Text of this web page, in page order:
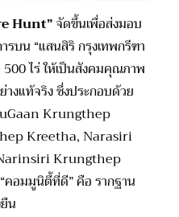
Hunt”จัดขึ้นเพื่อส่งมอบ
รบน “แสนสิริ กรุงเทพกรีฑา
ไร่ ให้เป็นสังคมคุณภาพ
งแท้จริง ซึ่งประกอบด้วย
Krungthep
Kreetha, Narasiri
Krungthep
คอมมูนิตี้ที่ดี” คือ รากฐาน
น